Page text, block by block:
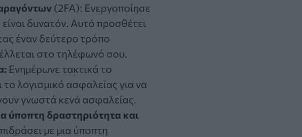
(2FA): Ενεργοποίησε
δυνατόν. Αυτό προσθέτει
έναν δεύτερο τρόπο
στο τηλέφωνό σου.
Ενημέρωνε τακτικά το
λογισμικό ασφαλείας για να
γνωστά κενά ασφαλείας.
ύποπτη δραστηριότητα και
με μια ύποπτη